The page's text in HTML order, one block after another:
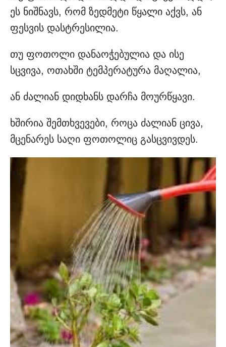
ეს ნიშნავს, რომ ზედმეტი წყალი აქვს, ან
ფესვის დასტრესილია.
თუ ფოთოლი დანაოჭებულია და ისე
სცვივა, ოთახში ტემპერატურა მაღალია,
ან ძალიან დიდხანს დარჩა მოურწყავი.
ხშირია შემთხვევები, როცა ძალიან ცივა,
მცენარეს საღი ფოთოლიც გასცვივდეს.